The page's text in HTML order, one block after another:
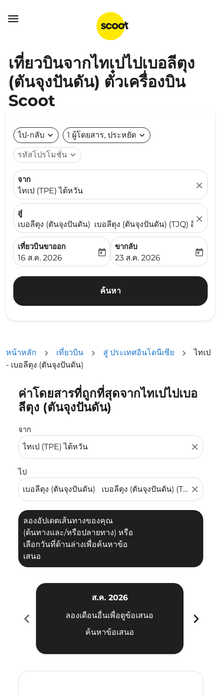

เที่ยวบินจากไทเปไปเบอลีตุง
(ตันจุงปันดัน) ตั๋วเครื่องบิน
Scoot
ไป-กลับ expand_more 1 ผู้โดยสาร, ประหยัด expand_more
รหัสโปรโมชั่น expand_more
จาก
ไทเป (TPE) ไต้หวัน
close
สู่
เบอลีตุง (ตันจุงปันดัน) เบอลีตุง (ตันจุงปันดัน) (TJQ) อินโดนีเ
close
เที่ยวบินขาออก
fc-booking-departure-date-aria-label
16 ส.ค. 2026
today
ขากลับ
fc-booking-return-date-
23 ส.ค. 2026
today
ค้นหา
หน้าหลัก เที่ยวบิน สู่ ประเทศอินโดนีเซีย
ไทเป
- เบอลีตุง (ตันจุงปันดัน)
ค่าโดยสารที่ถูกที่สุดจากไทเปไปเบอ
ลีตุง (ตันจุงปันดัน)
จาก
close
ไป
close
ลองอัปเดตเส้นทางของคุณ
(ต้นทางและ/หรือปลายทาง) หรือ
เลือกวันที่ด้านล่างเพื่อค้นหาข้อ
เสนอ
ลองอัปเดตเส้นทางของคุณ (ต้นทางและ/หรือปลายทาง) หรื
chevron_left
ส.ค. 2026
ลองเดือนอื่นเพื่อดูข้อเสนอ
ค้นหาข้อเสนอ
chevron_right